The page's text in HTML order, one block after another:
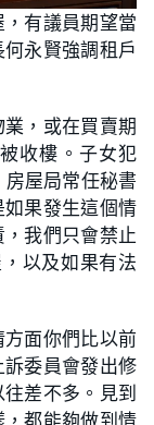
，有議員期望當
永賢強調租戶
，或在買賣期
收樓。子女犯
屋局常任秘書
果發生這個情
我們只會禁止
以及如果有法
面你們比以前
委員會發出修
差不多。見到
都能夠做到情